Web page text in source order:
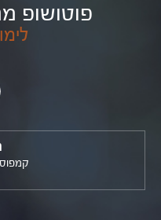
פוטושופ
קמפוס